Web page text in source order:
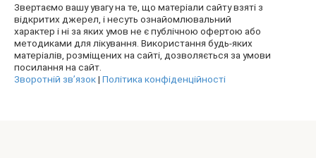
Звертаємо вашу увагу на те, що матеріали сайту взяті з
відкритих джерел, і несуть ознайомлювальний
характер і ні за яких умов не є публічною офертою або
методиками для лікування. Використання будь-яких
матеріалів, розміщених на сайті, дозволяється за умови
посилання на сайт.
Зворотній зв’язок| Політика конфіденційності